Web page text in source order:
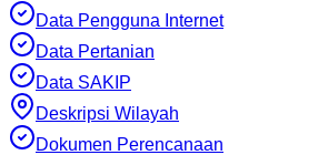
Data Pengguna Internet
Data Pertanian
Data SAKIP
Deskripsi Wilayah
Dokumen Perencanaan